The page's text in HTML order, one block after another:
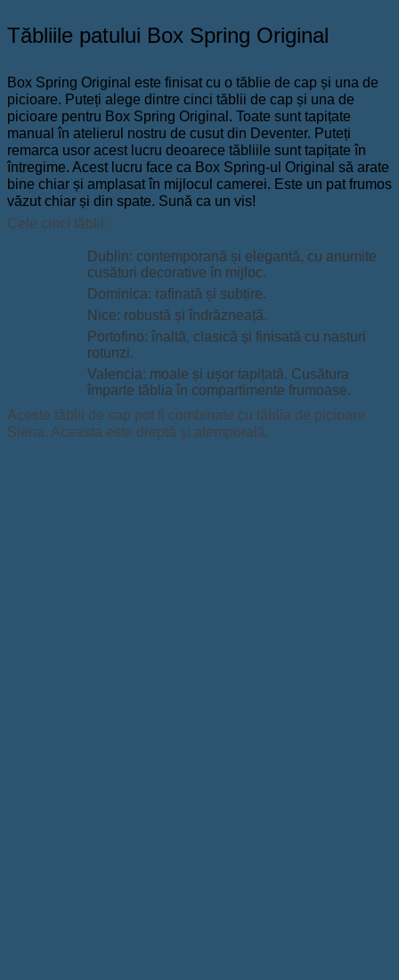
Tăbliile patului Box Spring Original
Box Spring Original este finisat cu o tăblie de cap și una de
picioare. Puteți alege dintre cinci tăblii de cap și una de
picioare pentru Box Spring Original. Toate sunt tapițate
manual în atelierul nostru de cusut din Deventer. Puteți
remarca usor acest lucru deoarece tăbliile sunt tapițate în
întregime. Acest lucru face ca Box Spring-ul Original să arate
bine chiar și amplasat în mijlocul camerei. Este un pat frumos
văzut chiar și din spate. Sună ca un vis!
Cele cinci tăblii:
Dublin: contemporană și elegantă, cu anumite
cusături decorative în mijloc.
Dominica: rafinată și subțire.
Nice: robustă și îndrăzneață.
Portofino: înaltă, clasică și finisată cu nasturi
rotunzi.
Valencia: moale și ușor tapițată. Cusătura
împarte tăblia în compartimente frumoase.
Aceste tăblii de cap pot fi combinate cu tăblia de picioare
Siena. Aceasta este dreptă și atemporală.